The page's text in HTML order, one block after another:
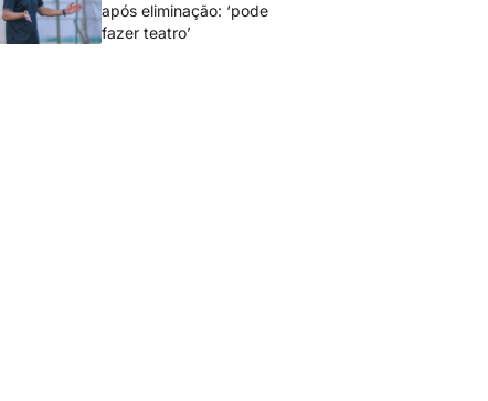
após eliminação: ‘pode
fazer teatro’